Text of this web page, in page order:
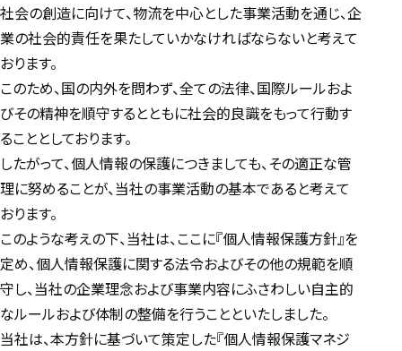
社会の創造に向けて、物流を中心とした事業活動を通じ、企
業の社会的責任を果たしていかなければならないと考えて
おります。
このため、国の内外を問わず、全ての法律、国際ルールおよ
びその精神を順守するとともに社会的良識をもって行動す
ることとしております。
したがって、個人情報の保護につきましても、その適正な管
理に努めることが、当社の事業活動の基本であると考えて
おります。
このような考えの下、当社は、ここに『個人情報保護方針』を
定め、個人情報保護に関する法令およびその他の規範を順
守し、当社の企業理念および事業内容にふさわしい自主的
なルールおよび体制の整備を行うことといたしました。
当社は、本方針に基づいて策定した『個人情報保護マネジ